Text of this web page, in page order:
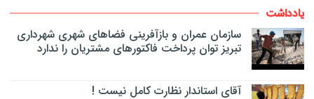
یادداشت
سازمان عمران و بازآفرینی فضاهای شهری شهرداری
تبریز توان پرداخت فاکتورهای مشتریان را ندارد
آقای استاندار نظارت کامل نیست !